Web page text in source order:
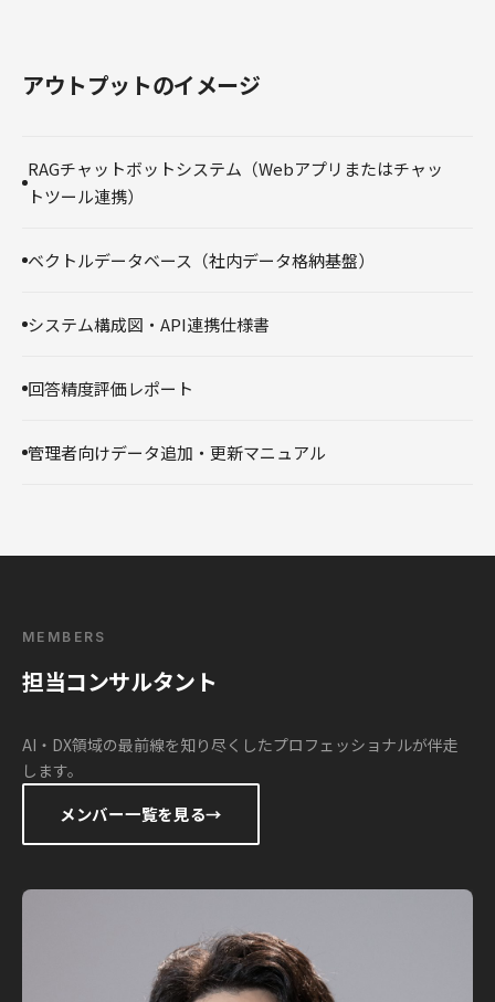
アウトプットのイメージ
RAGチャットボットシステム（Webアプリまたはチャッ
トツール連携）
ベクトルデータベース（社内データ格納基盤）
システム構成図・API連携仕様書
回答精度評価レポート
管理者向けデータ追加・更新マニュアル
MEMBERS
担当コンサルタント
AI・DX領域の最前線を知り尽くしたプロフェッショナルが伴走
します。
メンバー一覧を見る